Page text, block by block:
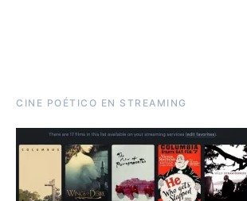
CINE POÉTICO EN STREAMING